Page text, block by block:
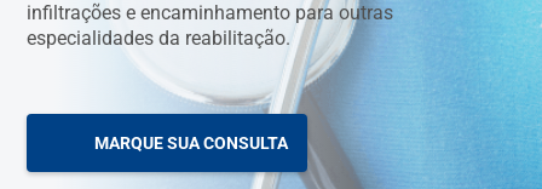
infiltrações e encaminhamento para outras
especialidades da reabilitação.
MARQUE SUA CONSULTA